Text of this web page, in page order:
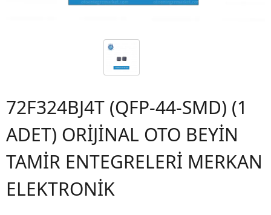
72F324BJ4T (QFP-44-SMD) (1
ADET) ORİJİNAL OTO BEYİN
TAMİR ENTEGRELERİ MERKAN
ELEKTRONİK